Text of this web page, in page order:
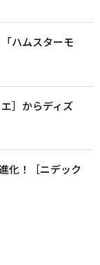
ハムスターモ
］からディズ
化！［ニデック